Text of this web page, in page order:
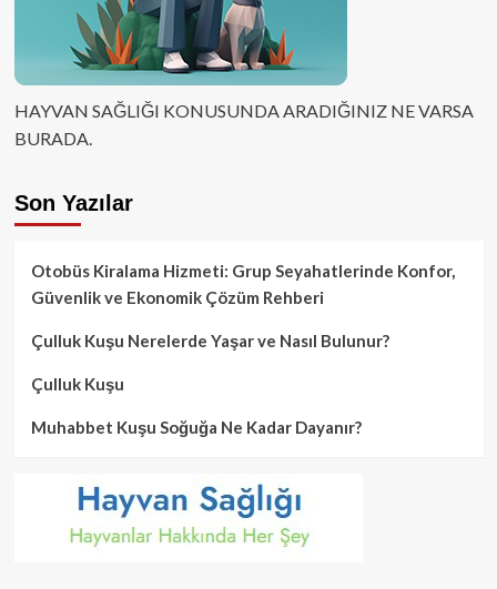
HAYVAN SAĞLIĞI KONUSUNDA ARADIĞINIZ NE VARSA
BURADA.
Son Yazılar
Otobüs Kiralama Hizmeti: Grup Seyahatlerinde Konfor,
Güvenlik ve Ekonomik Çözüm Rehberi
Çulluk Kuşu Nerelerde Yaşar ve Nasıl Bulunur?
Çulluk Kuşu
Muhabbet Kuşu Soğuğa Ne Kadar Dayanır?